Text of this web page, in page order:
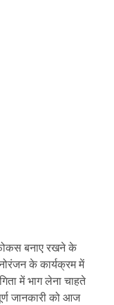
बनाए रखने के
के कार्यक्रम में
में भाग लेना चाहते
जानकारी को आज